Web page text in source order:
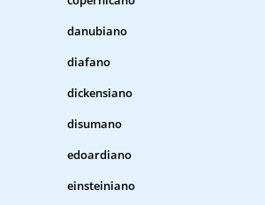
danubiano
diafano
dickensiano
disumano
edoardiano
einsteiniano